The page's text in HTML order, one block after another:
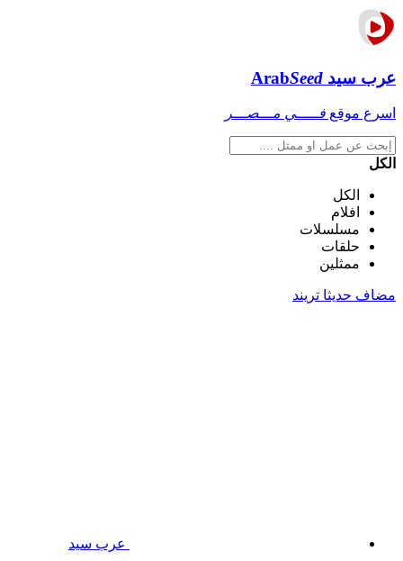
عرب سيد ArabSeed
اسرع موقع فـــــي مـــصـــر
الكل
الكل
افلام
مسلسلات
حلقات
ممثلين
مضاف حديثا تريند
عرب سيد